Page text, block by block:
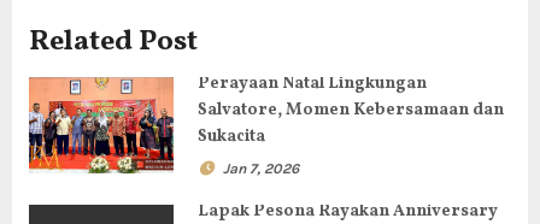
i
p
o
s
Related Post
Perayaan Natal Lingkungan
Salvatore, Momen Kebersamaan dan
Sukacita
Jan 7, 2026
Lapak Pesona Rayakan Anniversary